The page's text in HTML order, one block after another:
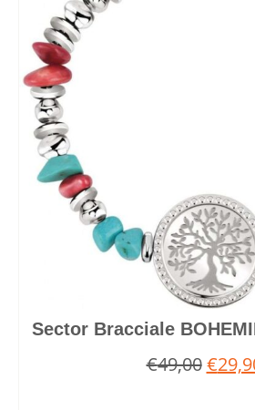
Sector Bracciale
€49,00 €